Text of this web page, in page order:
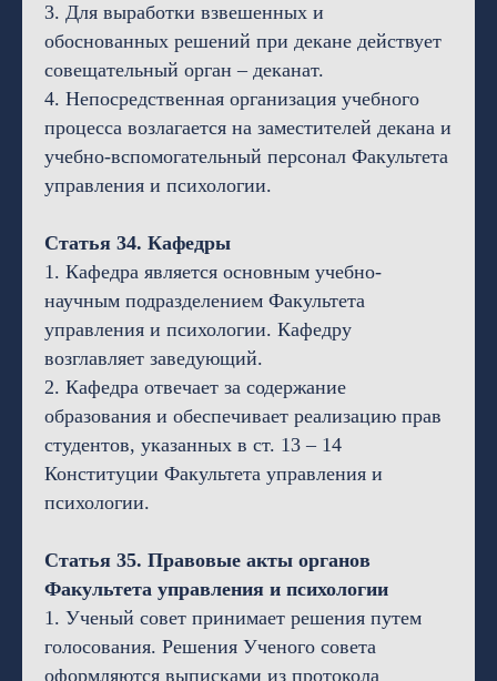
3. Для выработки взвешенных и
обоснованных решений при декане действует
совещательный орган – деканат.
4. Непосредственная организация учебного
процесса возлагается на заместителей декана и
учебно-вспомогательный персонал Факультета
управления и психологии.
Статья 34. Кафедры
1. Кафедра является основным учебно-
научным подразделением Факультета
управления и психологии. Кафедру
возглавляет заведующий.
2. Кафедра отвечает за содержание
образования и обеспечивает реализацию прав
студентов, указанных в ст. 13 – 14
Конституции Факультета управления и
психологии.
Статья 35. Правовые акты органов
Факультета управления и психологии
1. Ученый совет принимает решения путем
голосования. Решения Ученого совета
оформляются выписками из протокола